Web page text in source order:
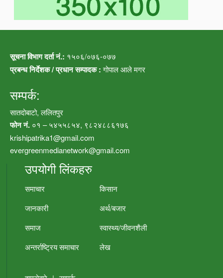
सूचना विभाग दर्ता नं.: १५०६/०७६-०७७
प्रबन्ध निर्देशक / प्रधान सम्पादक :गोपाल आले मगर
सम्पर्क:
सातदोबाटो, ललितपुर
फोन नं. ०१ – ५४५५८५४, ९८२४८८६१७६
krishipatrika1@gmail.com
evergreenmedianetwork@gmail.com
उपयोगी लिंकहरु
समाचार
किसान
जानकारी
अर्थ/बजार
समाज
स्वास्थ्य/जीवनशैली
अन्तर्राष्ट्रिय समाचार
लेख